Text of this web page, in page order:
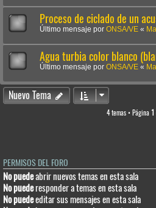
Proceso de ciclado de un
Último mensaje por ONSA/VE «
Agua turbia color blanco
Último mensaje por ONSA/VE «
Nuevo Tema
4 temas • Página 1
PERMISOS DEL FORO
No puedeabrir nuevos temas en esta sala
No puederesponder a temas en esta sala
No puedeeditar sus mensajes en esta sala